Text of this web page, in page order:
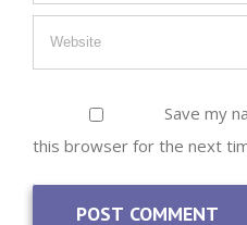
Save my
this browser for the next